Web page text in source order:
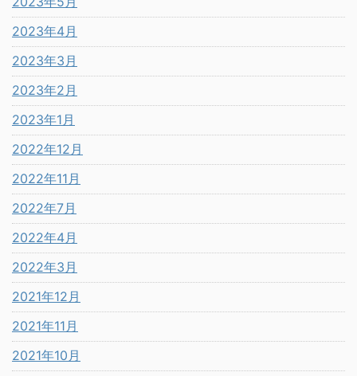
2023年4月
2023年3月
2023年2月
2023年1月
2022年12月
2022年11月
2022年7月
2022年4月
2022年3月
2021年12月
2021年11月
2021年10月